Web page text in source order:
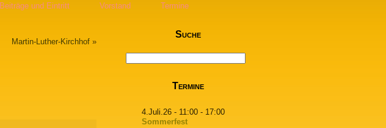
Beiträge und Eintritt Vorstand Termine
Martin-Luther-Kirchhof»
Suche
Termine
4.Juli.26- 11:00 - 17:00
Sommerfest